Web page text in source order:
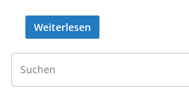
Weiterlesen